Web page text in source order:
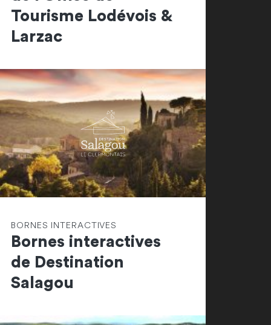
Tourisme Lodévois &
Larzac
BORNES INTERACTIVES
Bornes interactives
de Destination
Salagou